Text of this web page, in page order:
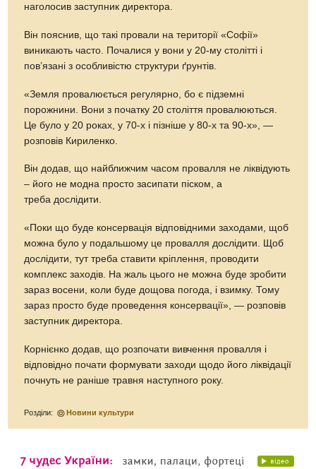
наголосив заступник директора.
Він пояснив, що такі провали на території «Софії»
виникають часто. Почалися у вони у 20-му столітті і
пов’язані з особливістю структури ґрунтів.
«Земля провалюється регулярно, бо є підземні
порожнини. Вони з початку 20 століття провалюються.
Це було у 20 роках, у 70-х і пізніше у 80-х та 90-х», —
розповів Кириленко.
Він додав, що найближчим часом провалля не ліквідують
– його не модна просто засипати піском, а
треба дослідити.
«Поки що буде консервація відповідними заходами, щоб
можна було у подальшому це провалля дослідити. Щоб
дослідити, тут треба ставити кріплення, проводити
комплекс заходів. На жаль цього не можна буде зробити
зараз восени, коли буде дощова погода, і взимку. Тому
зараз просто буде проведення консервації», — розповів
заступник директора.
Корнієнко додав, що розпочати вивчення провалля і
відповідно почати формувати заходи щодо його ліквідації
почнуть не раніше травня наступного року.
Розділи: Новини культури